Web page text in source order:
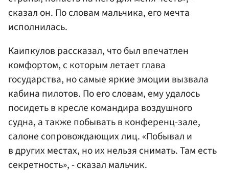
сказал он. По словам мальчика, его мечта
исполнилась.
Каипкулов рассказал, что был впечатлен
комфортом, с которым летает глава
государства, но самые яркие эмоции вызвала
кабина пилотов. По его словам, ему удалось
посидеть в кресле командира воздушного
судна, а также побывать в конференц-зале,
салоне сопровождающих лиц. «Побывал и
в других местах, но их нельзя снимать. Там есть
секретность», - сказал мальчик.